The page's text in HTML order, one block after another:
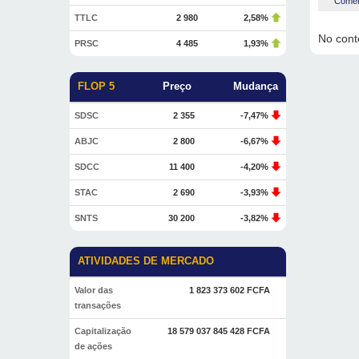
TTLC 2 980 2,58%
PRSC 4 485 1,93%
FLOP 5 Preço Mudança
SDSC 2 355 -7,47%
ABJC 2 800 -6,67%
SDCC 11 400 -4,20%
STAC 2 690 -3,93%
SNTS 30 200 -3,82%
ATIVIDADES DE MERCADO
Valor das
transações
1 823 373 602 FCFA
Capitalização
de ações
18 579 037 845 428 FCFA
No